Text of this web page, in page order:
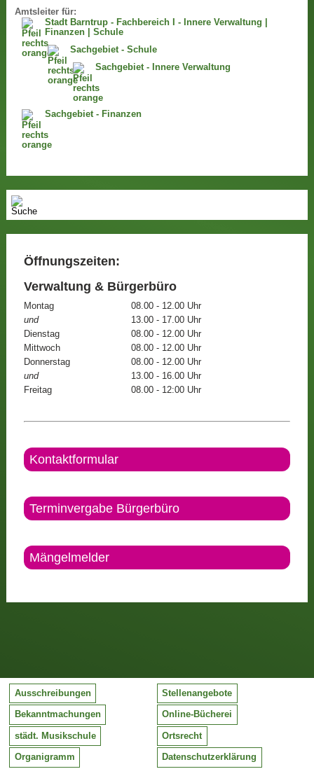
Amtsleiter für:
Stadt Barntrup - Fachbereich I - Innere Verwaltung |
Finanzen | Schule
Sachgebiet - Schule
Sachgebiet - Innere Verwaltung
Sachgebiet - Finanzen
Öffnungszeiten:
Verwaltung & Bürgerbüro
Montag
08.00 - 12.00 Uhr
und
13.00 - 17.00 Uhr
Dienstag
08.00 - 12.00 Uhr
Mittwoch
08.00 - 12.00 Uhr
Donnerstag
08.00 - 12.00 Uhr
und
13.00 - 16.00 Uhr
Freitag
08.00 - 12:00 Uhr
Kontaktformular
Terminvergabe Bürgerbüro
Mängelmelder
Ausschreibungen Stellenangebote
Bekanntmachungen Online-Bücherei
städt. Musikschule Ortsrecht
Organigramm Datenschutzerklärung